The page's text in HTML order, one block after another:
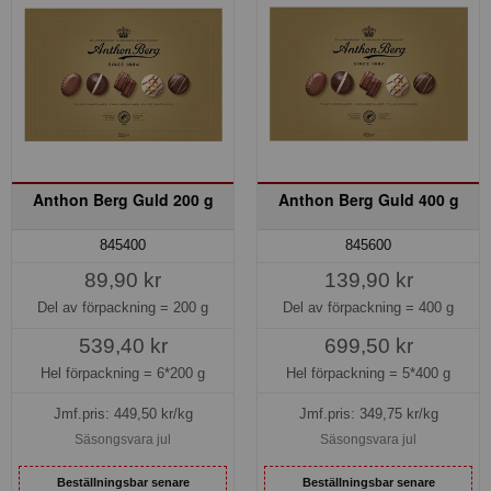
Anthon Berg Guld 200 g
845400
89,90 kr
Del av förpackning = 200 g
539,40 kr
Hel förpackning = 6*200 g
Jmf.pris: 449,50kr/kg
Säsongsvara jul
Beställningsbar senare
Anthon Berg Guld 400 g
845600
139,90 kr
Del av förpackning = 400 g
699,50 kr
Hel förpackning = 5*400 g
Jmf.pris: 349,75kr/kg
Säsongsvara jul
Beställningsbar senare